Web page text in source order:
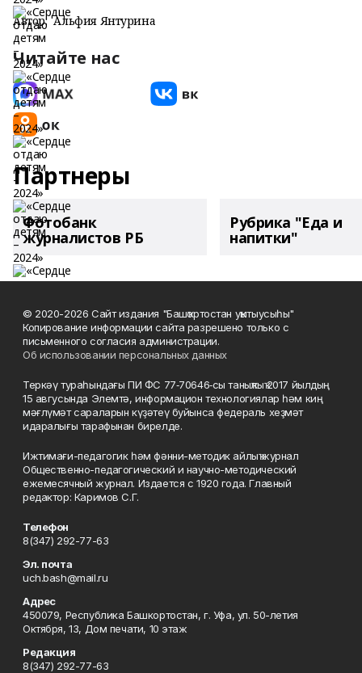
Автор: Альфия Янтурина
Читайте нас
Партнеры
Фотобанк
журналистов РБ
Рубрика "Еда и
напитки"
© 2020-2026 Сайт издания "Башҡортостан уҡытыусыһы"
Копирование информации сайта разрешено только с
письменного согласия администрации.
Об использовании персональных данных
Теркәү тураһындағы ПИ ФС 77‑70646‑сы таныҡлыҡ 2017 йылдың
15 авгусында Элемтә, информацион технологиялар һәм киң
мәғлүмәт сараларын күҙәтеү буйынса федераль хеҙмәт
идаралығы тарафынан бирелде.
Ижтимағи-педагогик һәм фәнни-методик айлыҡ журнал
Общественно-педагогический и научно-методический
ежемесячный журнал. Издается с 1920 года. Главный
редактор: Каримов С.Г.
Телефон
8(347) 292-77-63
Эл. почта
uch.bash@mail.ru
Адрес
450079, Республика Башкортостан, г. Уфа, ул. 50-летия
Октября, 13, Дом печати, 10 этаж
Редакция
8(347) 292-77-63